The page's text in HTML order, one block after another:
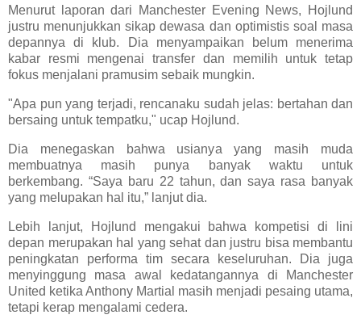
Menurut laporan dari Manchester Evening News, Hojlund
justru menunjukkan sikap dewasa dan optimistis soal masa
depannya di klub. Dia menyampaikan belum menerima
kabar resmi mengenai transfer dan memilih untuk tetap
fokus menjalani pramusim sebaik mungkin.
"Apa pun yang terjadi, rencanaku sudah jelas: bertahan dan
bersaing untuk tempatku," ucap Hojlund.
Dia menegaskan bahwa usianya yang masih muda
membuatnya masih punya banyak waktu untuk
berkembang. “Saya baru 22 tahun, dan saya rasa banyak
yang melupakan hal itu,” lanjut dia.
Lebih lanjut, Hojlund mengakui bahwa kompetisi di lini
depan merupakan hal yang sehat dan justru bisa membantu
peningkatan performa tim secara keseluruhan. Dia juga
menyinggung masa awal kedatangannya di Manchester
United ketika Anthony Martial masih menjadi pesaing utama,
tetapi kerap mengalami cedera.